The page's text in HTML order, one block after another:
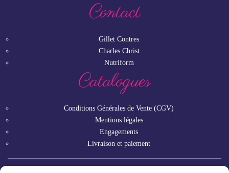
Contact
Gillet Contres
Charles Christ
Nutriform
Catalogues
Conditions Générales de Vente (CGV)
Mentions légales
Engagements
Livraison et paiement